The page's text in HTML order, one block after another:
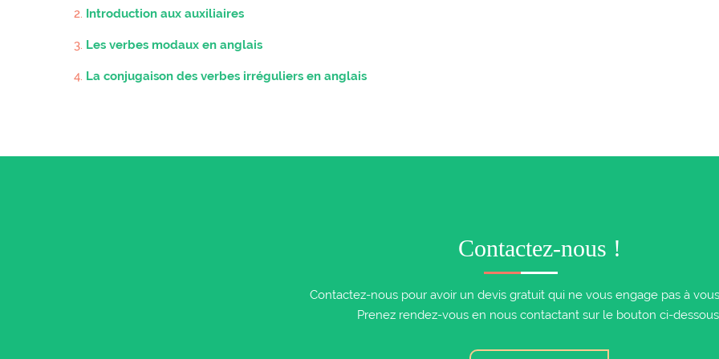
Introduction aux auxiliaires
Les verbes modaux en anglais
La conjugaison des verbes irréguliers en anglais
Contactez-nous !
Contactez-nous pour avoir un devis gratuit qui ne vous engage pas à
Prenez rendez-vous en nous contactant sur le bouton ci-